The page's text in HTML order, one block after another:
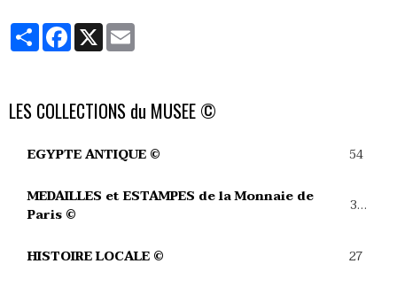
PartagerFacebook
X
LES COLLECTIONS du MUSEE ©
EGYPTE ANTIQUE © 54
MEDAILLES et ESTAMPES de la Monnaie de
Paris ©
39
HISTOIRE LOCALE © 27